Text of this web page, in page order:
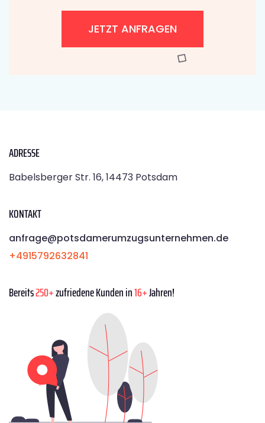
JETZT ANFRAGEN
ADRESSE
Babelsberger Str. 16, 14473 Potsdam
KONTAKT
anfrage@potsdamerumzugsunternehmen.de
+4915792632841
Bereits250+zufriedene Kunden in16+Jahren!